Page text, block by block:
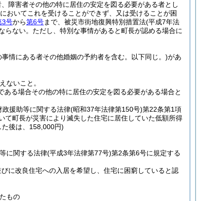
障害者その他の特に居住の安定を図る必要がある者とし
おいてこれを受けることができず、又は受けることが困
3号から第6号まで、被災市街地復興特別措置法(平成7年法
らない。 ただし、特別な事情があると町長が認める場合に
情にある者その他婚姻の予約者を含む。以下同じ。)があ
ないこと。
る場合その他の特に居住の安定を図る必要がある場合と
援助等に関する法律(昭和37年法律第150号)第22条第1項
町長が災害により滅失した住宅に居住していた低額所得
後は、158,000円)
に関する法律(平成3年法律第77号)第2条第6号に規定する
に改良住宅への入居を希望し、住宅に困窮していると認
もの